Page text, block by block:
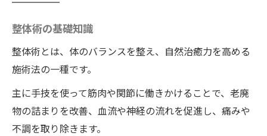
は
深層筋肉へのアプローチ方法
痛みの根本原因を突き止める
身体全体のバランスを整える
来院者の声：一回の施術で感じた変化
整体師の経験と技術
整体術の基礎知識
整体術とは、体のバランスを整え、自然治癒力を高める
施術法の一種です。
主に手技を使って筋肉や関節に働きかけることで、老廃
物の詰まりを改善、血流や神経の流れを促進し、痛みや
不調を取り除きます。